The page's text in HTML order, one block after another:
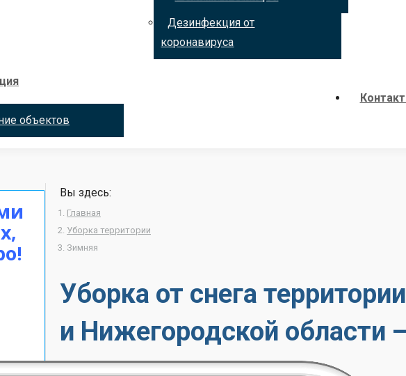
Дезинфекция от
коронавируса
объектов
Вы здесь:
Главная
Уборка территории
Зимняя
Уборка от снега
и Нижегородской области
сосулек кровли